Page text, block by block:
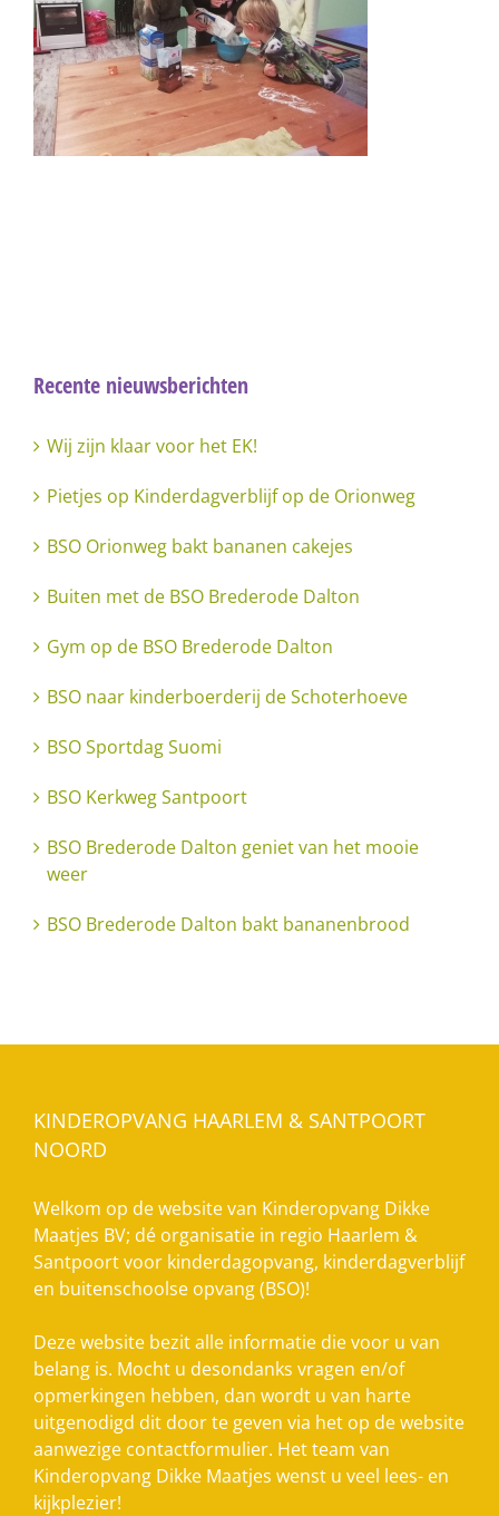
Recente nieuwsberichten
Wij zijn klaar voor het EK!
Pietjes op Kinderdagverblijf op de Orionweg
BSO Orionweg bakt bananen cakejes
Buiten met de BSO Brederode Dalton
Gym op de BSO Brederode Dalton
BSO naar kinderboerderij de Schoterhoeve
BSO Sportdag Suomi
BSO Kerkweg Santpoort
BSO Brederode Dalton geniet van het mooie
weer
BSO Brederode Dalton bakt bananenbrood
KINDEROPVANG HAARLEM & SANTPOORT
NOORD
Welkom op de website van Kinderopvang Dikke
Maatjes BV; dé organisatie in regio Haarlem &
Santpoort voor kinderdagopvang, kinderdagverblijf
en buitenschoolse opvang (BSO)!
Deze website bezit alle informatie die voor u van
belang is. Mocht u desondanks vragen en/of
opmerkingen hebben, dan wordt u van harte
uitgenodigd dit door te geven via het op de website
aanwezige contactformulier. Het team van
Kinderopvang Dikke Maatjes wenst u veel lees- en
kijkplezier!